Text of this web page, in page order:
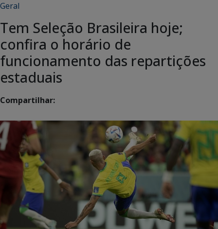
Geral
Tem Seleção Brasileira hoje;
confira o horário de
funcionamento das repartições
estaduais
Compartilhar: